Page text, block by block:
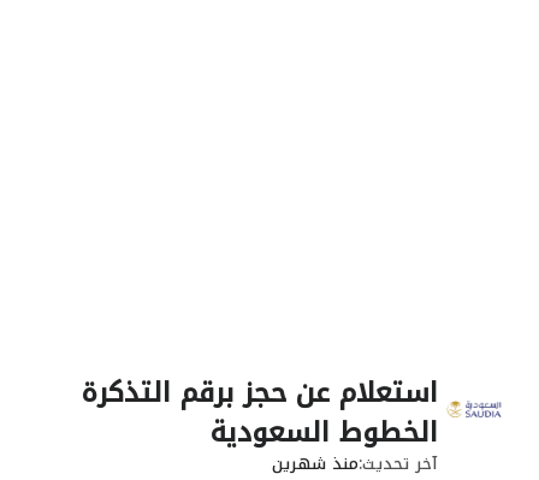
استعلام عن حجز برقم التذكرة
الخطوط السعودية
آخر تحديثمنذ شهرين